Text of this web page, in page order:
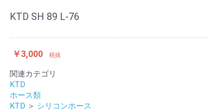
KTD SH 89 L-76
￥3,000 税抜
関連カテゴリ
KTD
ホース類
KTD ＞ シリコンホース